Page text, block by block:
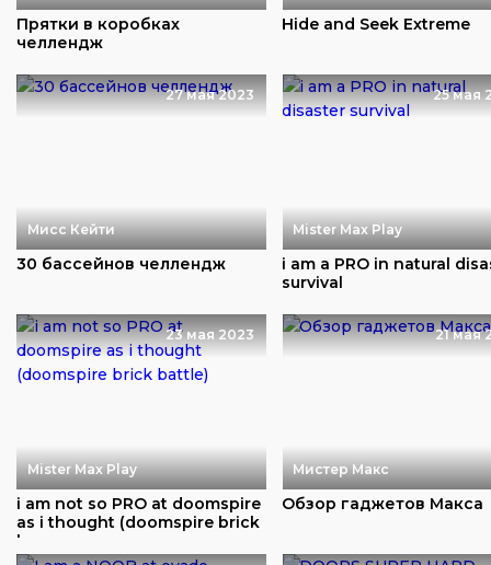
Прятки в коробках
челлендж
Hide and Seek Extreme
27 мая 2023
Мисс Кейти
30 бассейнов челлендж
25 мая
Mister Max Play
i am a PRO in natural
survival
23 мая 2023
Mister Max Play
i am not so PRO at doomspire
as i thought (doomspire brick
b...
21 мая
Мистер Макс
Обзор гаджетов Макса